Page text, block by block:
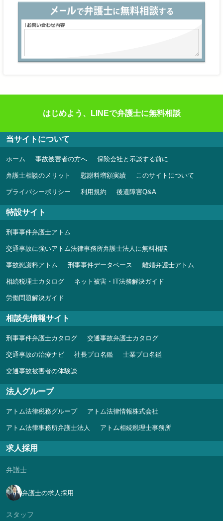
はじめよう、LINEで弁護士に無料相談
当サイトについて
ホーム 事故被害者の方へ 保険会社と示談する前に
弁護士相談のメリット 慰謝料増額実績 このサイトについて
プライバシーポリシー 利用規約 後遺障害Q&A
特設サイト
刑事事件弁護士アトム
交通事故に強いアトム法律事務所弁護士法人に無料相談
事故慰謝料アトム 刑事事件データベース 離婚弁護士アトム
相続税理士カタログ ネット被害・IT法務解決ガイド
労働問題解決ガイド
相談先情報サイト
刑事事件弁護士カタログ 交通事故弁護士カタログ
交通事故の治療ナビ 社長プロ名鑑 士業プロ名鑑
交通事故被害者の体験談
法人グループ
アトム法律税務グループ アトム法律情報株式会社
アトム法律事務所弁護士法人 アトム相続税理士事務所
求人採用
弁護士
弁護士の求人採用
スタッフ